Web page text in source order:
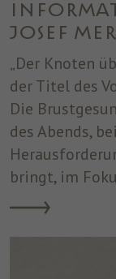
JOSEF
„Der Knoten
der Titel des
Die
des Abends,
bringt, im